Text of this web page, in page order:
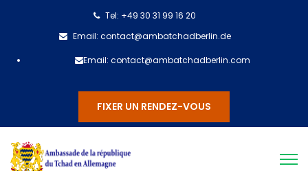
Tel: +49 30 31 99 16 20
Email: contact@ambatchadberlin.de
Email: contact@ambatchadberlin.com
FIXER UN RENDEZ-VOUS